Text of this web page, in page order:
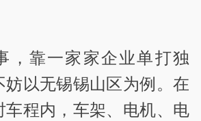
，靠一家家企业单打独
妨以无锡锡山区为例。在
车程内，车架、电机、电